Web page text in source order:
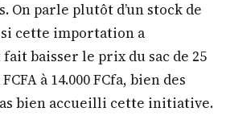
On parle plutôt d’un stock de
cette importation a
baisser le prix du sac de 25
à 14.000 FCfa, bien des
bien accueilli cette initiative.